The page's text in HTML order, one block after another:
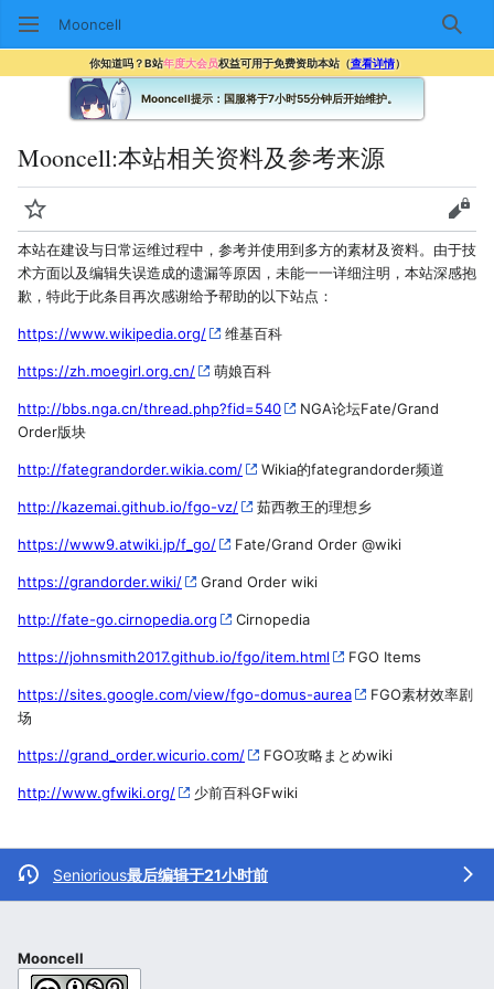
Mooncell 搜索
你知道吗？B站年度大会员权益可用于免费资助本站（查看详情）
Mooncell提示：国服将于7小时55分钟后开始维护。
Mooncell:本站相关资料及参考来源
监视
查看
本站在建设与日常运维过程中，参考并使用到多方的素材及资料。由于技
术方面以及编辑失误造成的遗漏等原因，未能一一详细注明，本站深感抱
歉，特此于此条目再次感谢给予帮助的以下站点：
https://www.wikipedia.org/ 维基百科
https://zh.moegirl.org.cn/ 萌娘百科
http://bbs.nga.cn/thread.php?fid=540
NGA论坛Fate/Grand
Order版块
http://fategrandorder.wikia.com/ Wikia的fategrandorder频道
http://kazemai.github.io/fgo-vz/ 茹西教王的理想乡
https://www9.atwiki.jp/f_go/ Fate/Grand Order @wiki
https://grandorder.wiki/ Grand Order wiki
http://fate-go.cirnopedia.org Cirnopedia
https://johnsmith2017.github.io/fgo/item.html FGO Items
https://sites.google.com/view/fgo-domus-aurea
FGO素材效率剧
场
https://grand_order.wicurio.com/ FGO攻略まとめwiki
http://www.gfwiki.org/ 少前百科GFwiki
Seniorious最后编辑于21小时前
Mooncell